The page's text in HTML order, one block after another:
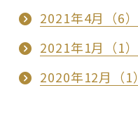
2021年4月（6）
2021年1月（1）
2020年12月（1）